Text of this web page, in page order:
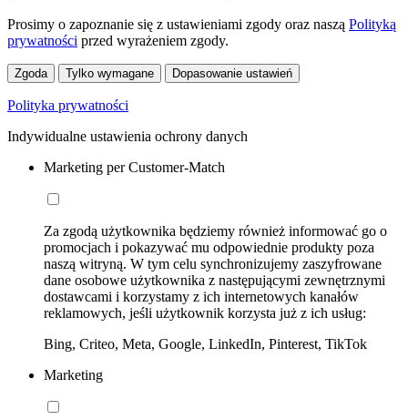
Prosimy o zapoznanie się z ustawieniami zgody oraz naszą Polityką
prywatności przed wyrażeniem zgody.
Zgoda Tylko wymagane Dopasowanie ustawień
Polityka prywatności
Indywidualne ustawienia ochrony danych
Marketing per Customer-Match
Za zgodą użytkownika będziemy również informować go o
promocjach i pokazywać mu odpowiednie produkty poza
naszą witryną. W tym celu synchronizujemy zaszyfrowane
dane osobowe użytkownika z następującymi zewnętrznymi
dostawcami i korzystamy z ich internetowych kanałów
reklamowych, jeśli użytkownik korzysta już z ich usług:
Bing, Criteo, Meta, Google, LinkedIn, Pinterest, TikTok
Marketing